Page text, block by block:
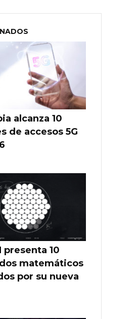
alcanza 10
de accesos 5G
presenta 10
matemáticos
por su nueva